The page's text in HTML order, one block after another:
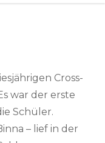
Cross-
war der erste
Schüler.
– lief in der